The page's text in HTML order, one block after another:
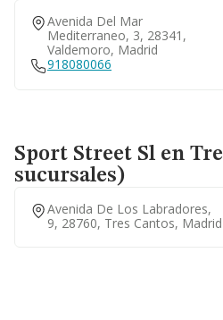
Avenida Del Mar
Mediterraneo, 3, 28341,
Valdemoro, Madrid
918080066
Sport Street Sl en
sucursales)
Avenida De Los Labradores,
9, 28760, Tres Cantos, Madrid